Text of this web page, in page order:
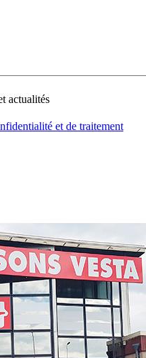
actualités
et de traitement